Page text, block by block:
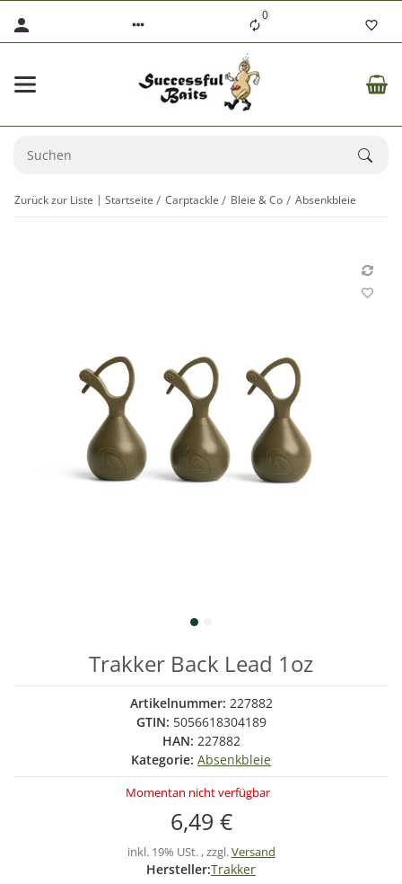
0
Zurück zur Liste Startseite Carptackle Bleie & Co Absenkbleie
Trakker Back Lead 1oz
Artikelnummer: 227882
GTIN: 5056618304189
HAN: 227882
Kategorie: Absenkbleie
Momentan nicht verfügbar
6,49 €
inkl. 19% USt. , zzgl.Versand
Hersteller:Trakker